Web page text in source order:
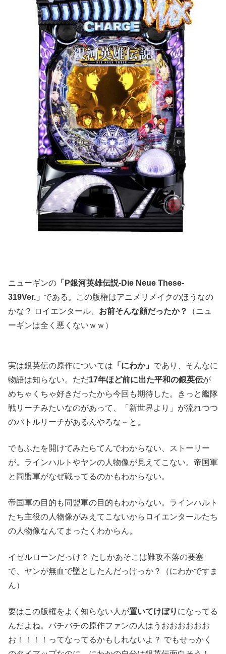
ニューギンの 「P銀河英雄伝説-Die Neue These-
319Ver.」 である。この版権はアニメリメイクのほうなの
かな？ ロイエンタール、 お前そんな顔だったか？
（ニュ
ーギンは全く悪くないｗｗ）
実は銀英伝の原作については 「にわか」 であり、そんなに
物語は知らない。ただ17年ほど前に出た平和の銀英伝が
めちゃくちゃ好きだったから今回も期待した。きっと艦隊
戦リーチみたいなのがあって、「新世界より」が流れつつ
のバトルリーチがあるんやろな～と。
でもふたを開けてみたらてんでわからない、ストーリー
が。ラインハルトやヤンの人物像が見えてこない。帝国軍
と同盟軍がなぜ戦ってるのかもわからない。
帝国軍の目的も同盟軍の目的もわからない。ラインハルト
たち主役の人物像がみえてこないからロイエンタールたち
の人物像なんてまったくわからん。
イゼルローンだっけ？ たしかあそこは難攻不落の要塞
で、ヤンが無血で墜としたんだっけっか？（にわかですま
ん）
要はこの版権をよく知らない人が置いてけぼり になってる
んだよね。バチバチの原作ファンの人はうおおおおおお
お！！！！ってなってるかもしれないよ？ でもせっかく